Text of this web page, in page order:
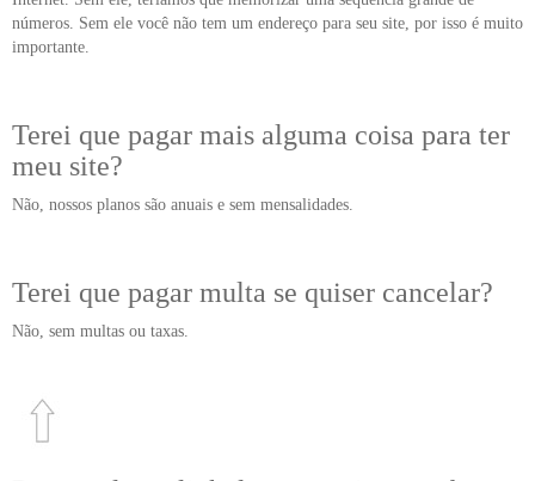
números. Sem ele você não tem um endereço para seu site, por isso é muito
importante.
Terei que pagar mais alguma coisa para ter
meu site?
Não, nossos planos são anuais e sem mensalidades.
Terei que pagar multa se quiser cancelar?
Não, sem multas ou taxas.